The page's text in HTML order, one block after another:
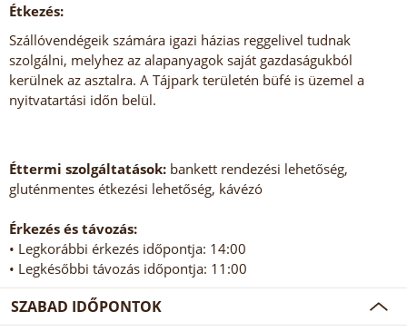
Étkezés:
Szállóvendégeik számára igazi házias reggelivel tudnak
szolgálni, melyhez az alapanyagok saját gazdaságukból
kerülnek az asztalra. A Tájpark területén büfé is üzemel a
nyitvatartási időn belül.
Éttermi szolgáltatások: bankett rendezési lehetőség,
gluténmentes étkezési lehetőség, kávézó
Érkezés és távozás:
• Legkorábbi érkezés időpontja: 14:00
• Legkésőbbi távozás időpontja: 11:00
SZABAD IDŐPONTOK